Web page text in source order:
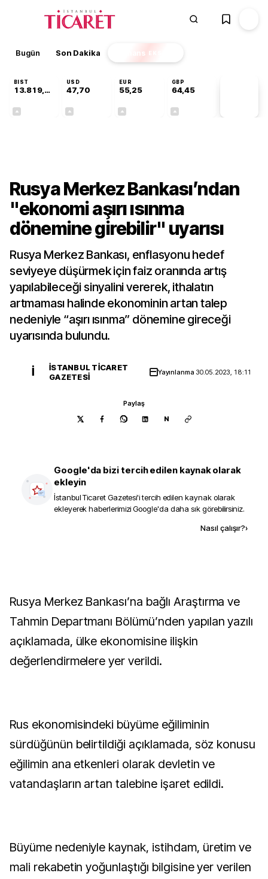
Bugün Son Dakika Finans EKSTRA
BIST
13.819,51
USD
47,70
EUR
55,25
GBP
64,45
Rusya Merkez Bankası’ndan
"ekonomi aşırı ısınma
dönemine girebilir" uyarısı
Rusya Merkez Bankası, enflasyonu hedef
seviyeye düşürmek için faiz oranında artış
yapılabileceği sinyalini vererek, ithalatın
artmaması halinde ekonominin artan talep
nedeniyle “aşırı ısınma” dönemine gireceği
uyarısında bulundu.
İ
İSTANBUL TICARET
GAZETESI
Yayınlanma 30.05.2023, 18:11
Paylaş
N
Google'da bizi tercih edilen kaynak olarak
ekleyin
İstanbul Ticaret Gazetesi'i tercih edilen kaynak olarak
ekleyerek haberlerimizi Google'da daha sık görebilirsiniz.
Nasıl çalışır?›
Rusya Merkez Bankası’na bağlı Araştırma ve
Tahmin Departmanı Bölümü’nden yapılan yazılı
açıklamada, ülke ekonomisine ilişkin
değerlendirmelere yer verildi.
Rus ekonomisindeki büyüme eğiliminin
sürdüğünün belirtildiği açıklamada, söz konusu
eğilimin ana etkenleri olarak devletin ve
vatandaşların artan talebine işaret edildi.
Büyüme nedeniyle kaynak, istihdam, üretim ve
mali rekabetin yoğunlaştığı bilgisine yer verilen